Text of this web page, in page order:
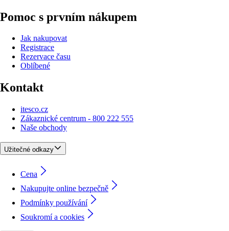
Pomoc s prvním nákupem
Jak nakupovat
Registrace
Rezervace času
Oblíbené
Kontakt
itesco.cz
Zákaznické centrum - 800 222 555
Naše obchody
Užitečné odkazy
Cena
Nakupujte online bezpečně
Podmínky používání
Soukromí a cookies